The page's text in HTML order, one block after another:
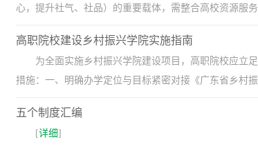
心，提升社气、社品）的重要载体，需整合高校资源服
高职院校建设乡村振兴学院实施指南
为全面实施乡村振兴学院建设项目，高职院校应立
措施：一、明确办学定位与目标紧密对接《广东省乡村
五个制度汇编
[详细]